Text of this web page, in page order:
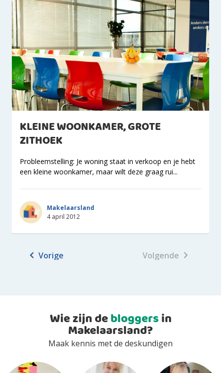
KLEINE WOONKAMER, GROTE
ZITHOEK
Probleemstelling: Je woning staat in verkoop en je hebt
een kleine woonkamer, maar wilt deze graag rui...
Makelaarsland
4 april 2012
Vorige Volgende
Wie zijn debloggersin
Makelaarsland?
Maak kennis met de deskundigen